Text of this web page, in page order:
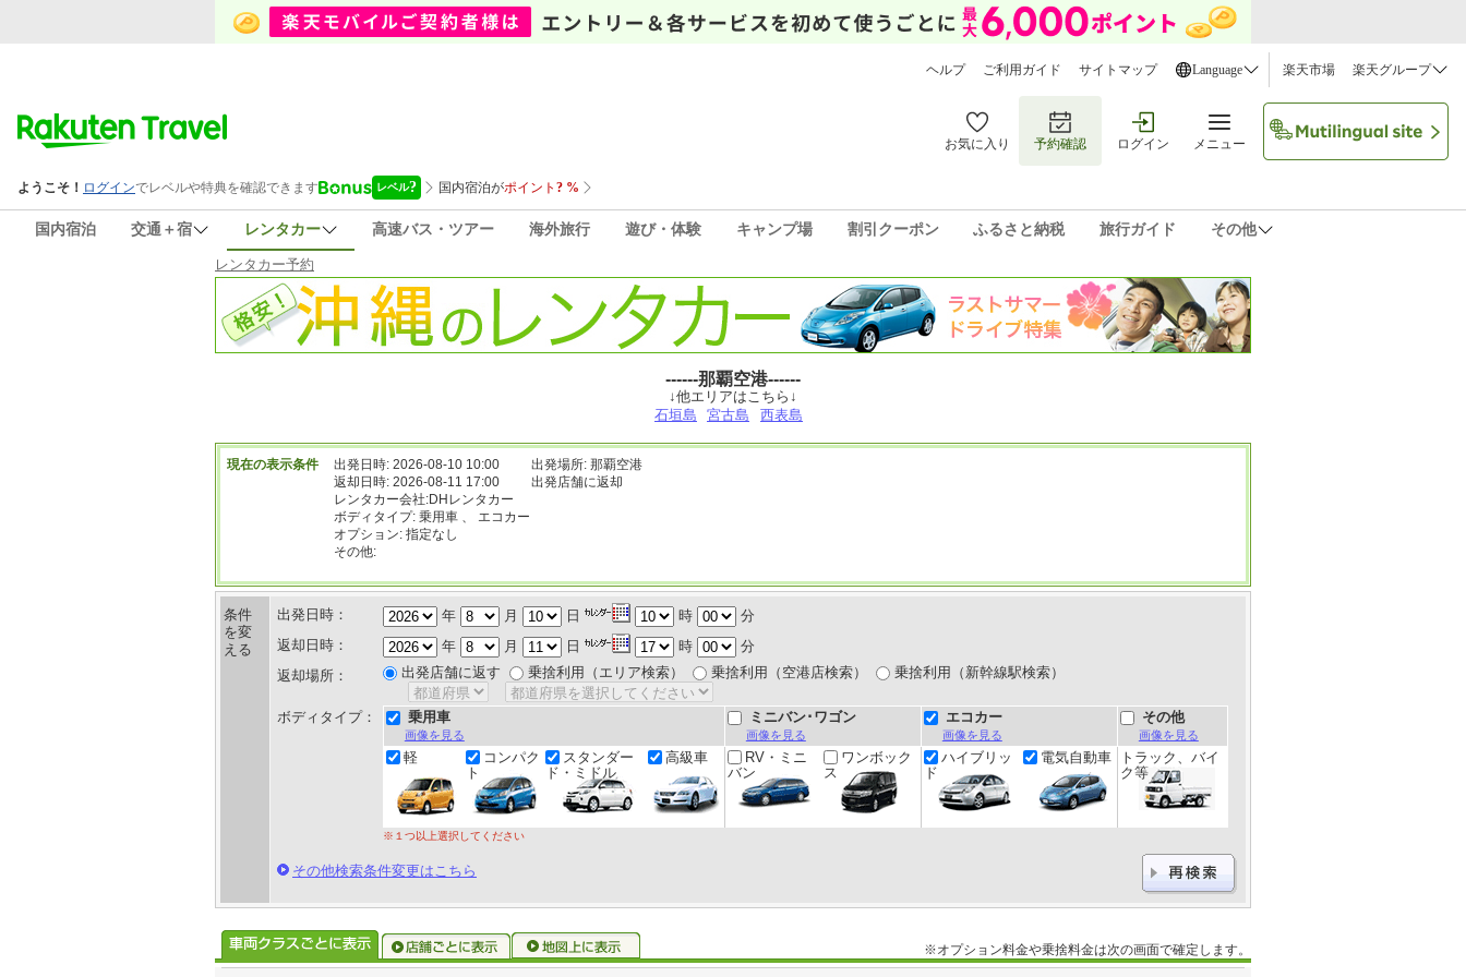
ヘルプ ご利用ガイド サイトマップ Language 楽天市場 楽天グループ
お気に入り 予約確認 ログイン メニュー
国内宿泊 交通＋宿 レンタカー 高速バス・ツアー 海外旅行 遊び・体験 キャンプ場 割引クーポン ふるさと納税 旅行ガイド その他
レンタカー予約
------那覇空港------
↓他エリアはこちら↓
石垣島
宮古島 西表島
現在の表示条件 出発日時: 2026-08-10 10:00
出発場所: 那覇空港
返却日時: 2026-08-11 17:00
出発店舗に返却
レンタカー会社:DHレンタカー
ボディタイプ: 乗用車 、 エコカー
オプション: 指定なし
その他:
条件
を変
える
出発日時： 年 月 日 時
分
返却日時：
年 月 日 時
分
返却場所：
出発店舗に返す 乗捨利用（エリア検索） 乗捨利用（空港店検索） 乗捨利用（新幹線駅検索）
ボディタイプ： 乗用車
画像を見る
ミニバン･ワゴン
画像を見る
エコカー
画像を見る
その他
画像を見る
軽
コンパク
ト
スタンダー
ド・ミドル
高級車
RV・ミニ
バン
ワンボック
ス
ハイブリッ
ド
電気自動車
トラック、バイ
ク等
※１つ以上選択してください
その他検索条件変更はこちら
※オプション料金や乗捨料金は次の画面で確定します。